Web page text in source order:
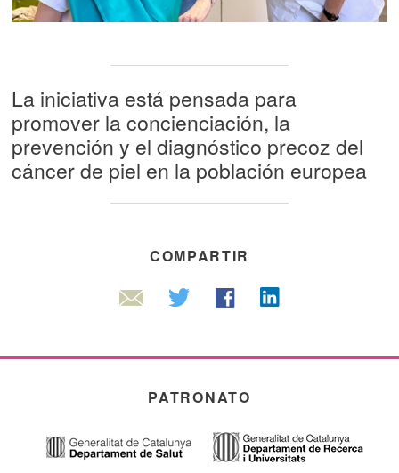
La iniciativa está pensada para
promover la concienciación, la
prevención y el diagnóstico precoz del
cáncer de piel en la población europea
COMPARTIR
Email Twitter FacebookLinkedin
PATRONATO